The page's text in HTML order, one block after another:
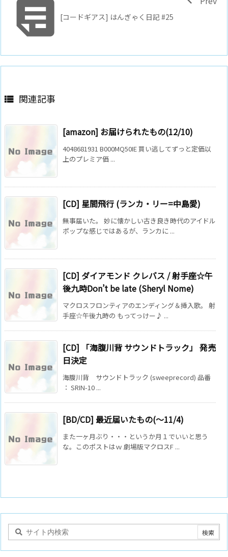
[コードギアス] はんぎゃく日記 #25
 関連記事
[amazon] お届けられたもの(12/10)
4048681931 B000MQ50IE 買い逃してずっと定価以
上のプレミア価 ...
[CD] 星間飛行 (ランカ・リー=中島愛)
無事届いた。 妙に懐かしい古き良き時代のアイドル
ポップな感じではあるが、ランカに ...
[CD] ダイアモンド クレバス / 射手座☆午
後九時Don’t be late (Sheryl Nome)
マクロスフロンティアのエンディング＆挿入歌。 射
手座☆午後九時の もってっけー♪ ...
[CD] 「海腹川背 サウンドトラック」 発売
日決定
海腹川背 サウンドトラック (sweeprecord) 品番
： SRIN-10 ...
[BD/CD] 最近届いたもの(～11/4)
また一ヶ月ぶり・・・というか月１でいいと思う
な。このポストはｗ 劇場版マクロスF ...